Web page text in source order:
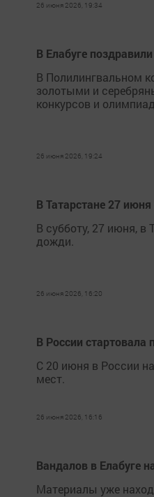
26 июня 2026, 19:34
В Елабуге
В Полилингвальном
золотыми и
конкурсов и олимпиад.
26 июня 2026, 19:24
В Татарстане 27
В субботу, 27 июня, в
дожди.
26 июня 2026, 16:20
В России
С 20 июня в России
мест.
26 июня 2026, 16:16
Вандалов в Елабуге
Материалы уже